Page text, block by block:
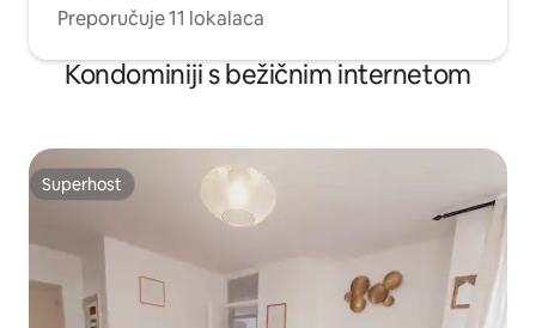
Preporučuje 11 lokalaca
Kondominiji s bežičnim internetom
Superhost
Superhost